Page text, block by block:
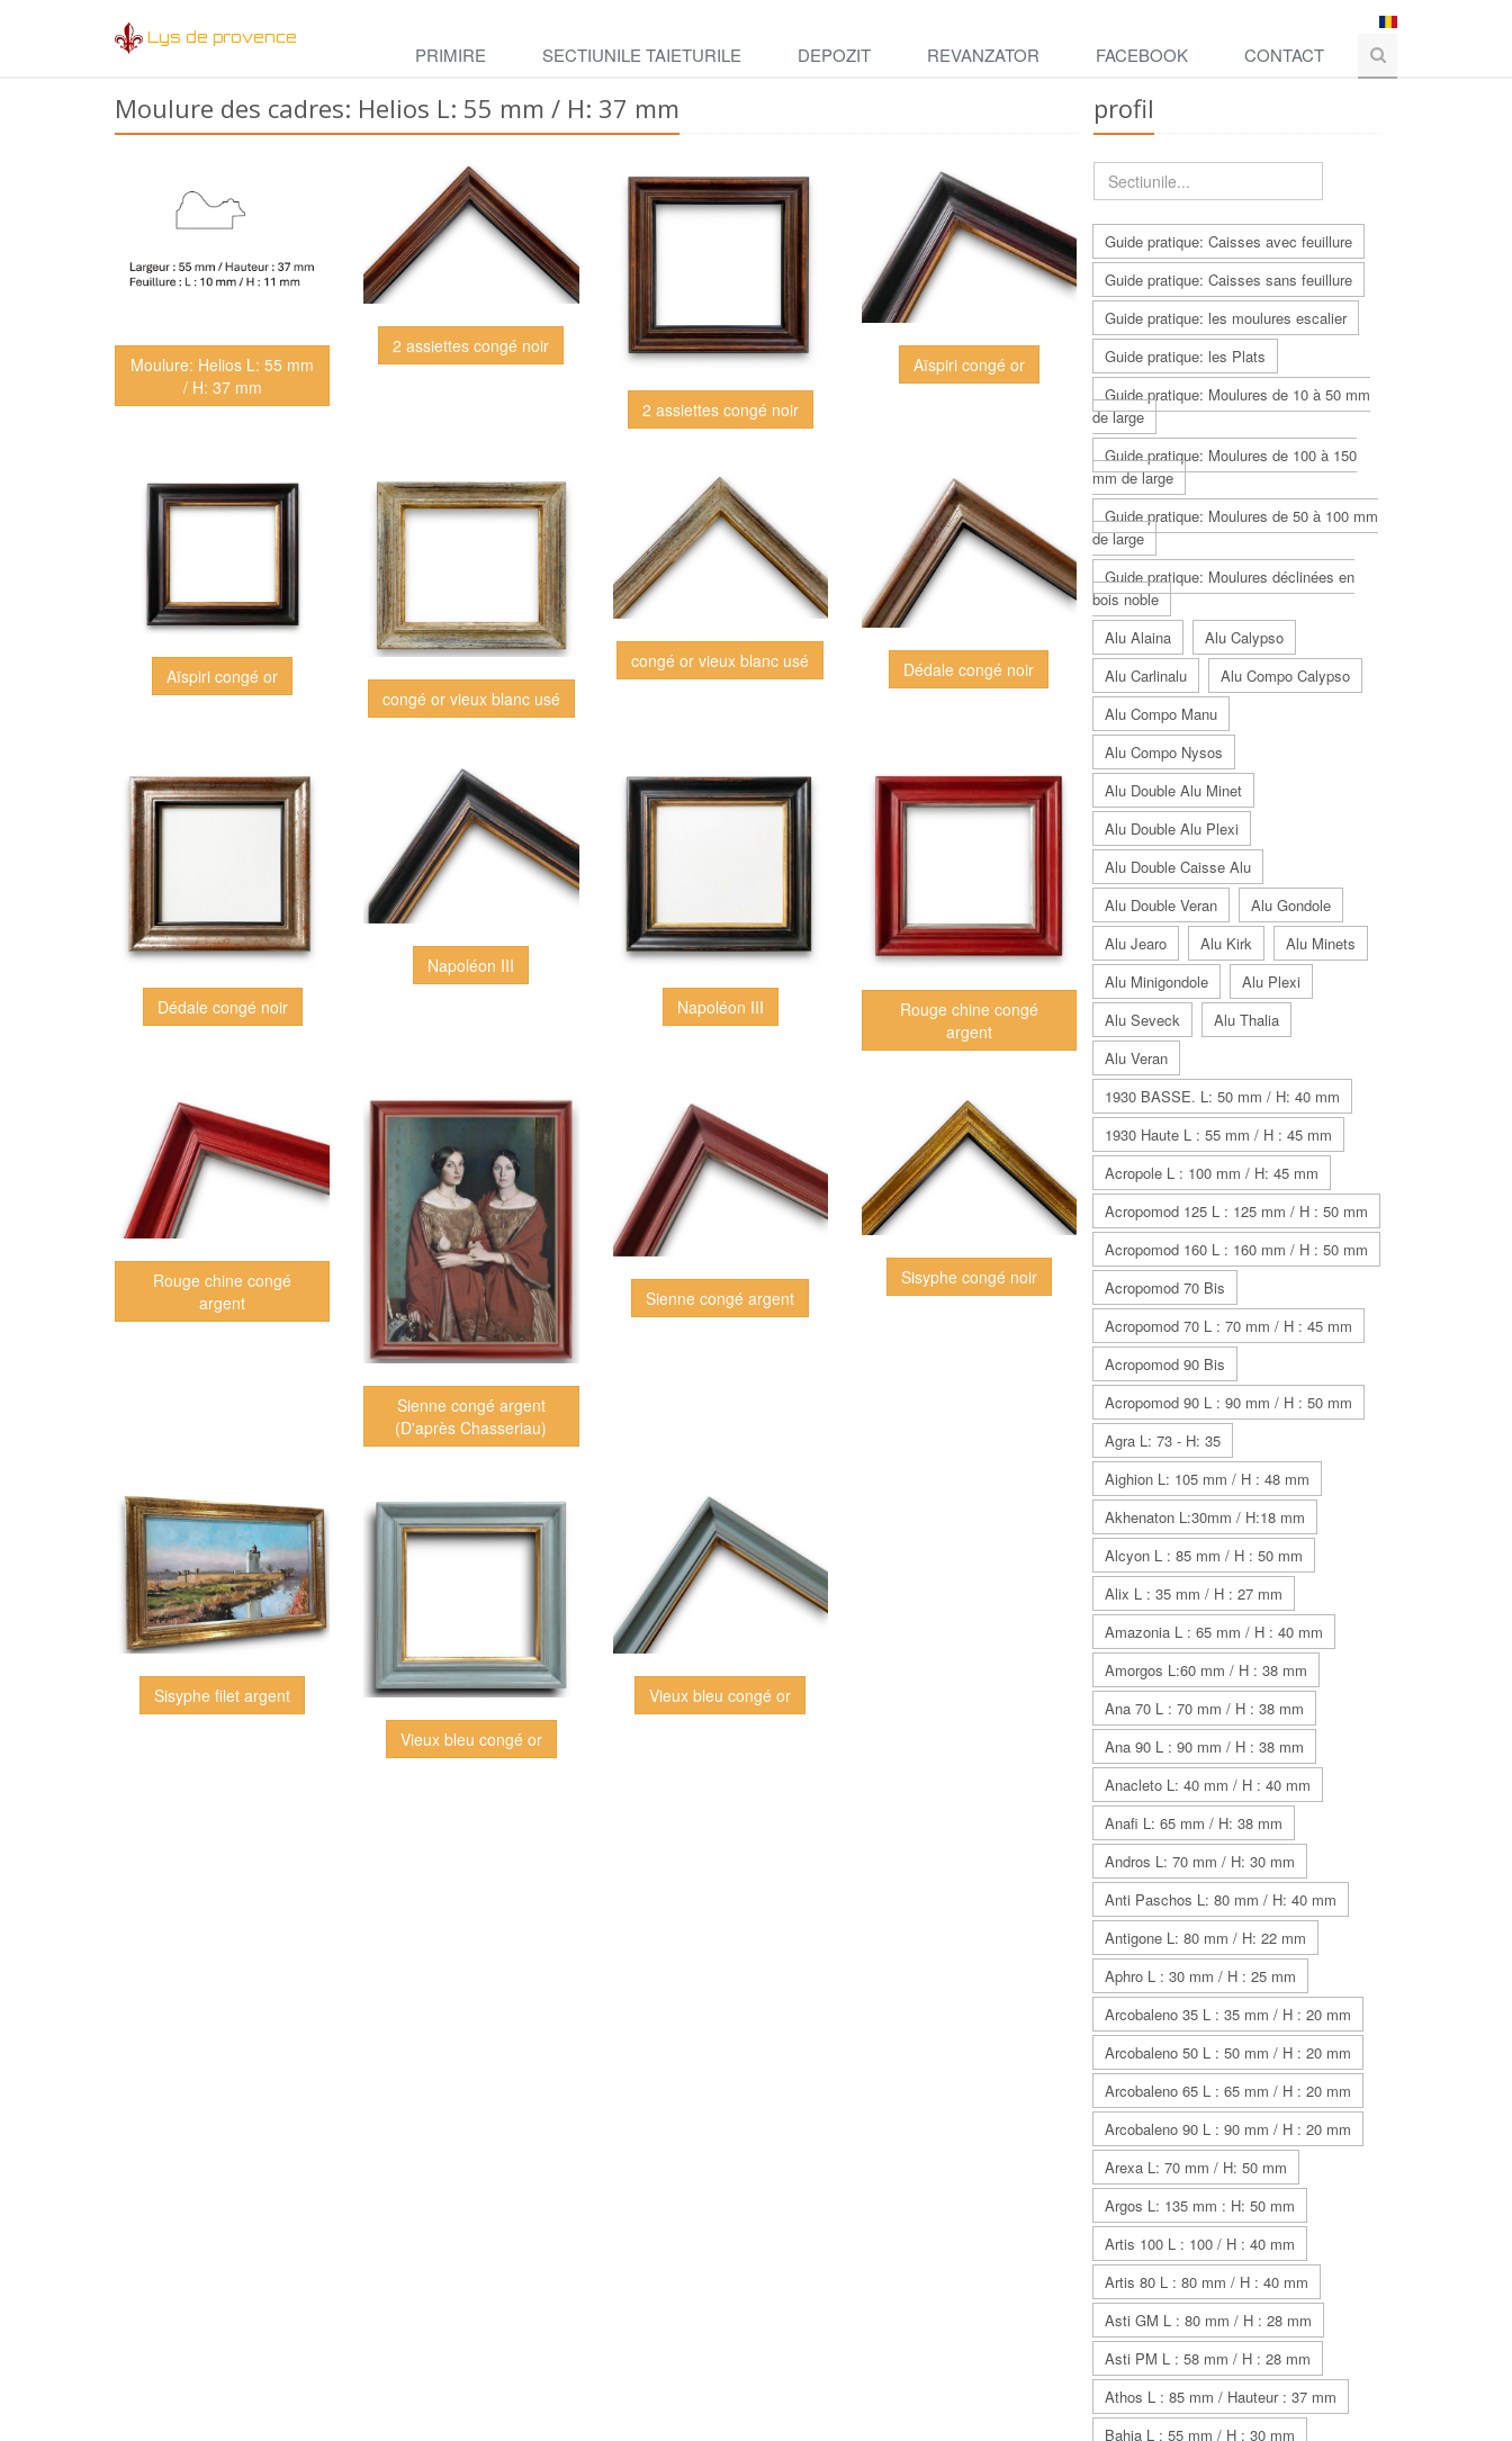
Lys de provence
PRIMIRE SECTIUNILE TAIETURILE DEPOZIT REVANZATOR FACEBOOK CONTACT
Moulure des cadres: Helios L: 55 mm / H: 37 mm
Moulure: Helios L: 55 mm
/ H: 37 mm
2 assiettes congé noir
2 assiettes congé noir
Aïspiri congé or
Aïspiri congé or
congé or vieux blanc usé
congé or vieux blanc usé Dédale congé noir
Dédale congé noir
Napoléon III
Napoléon III
Rouge chine congé
argent
Rouge chine congé
argent
Sienne congé argent
(D'après Chasseriau)
Sienne congé argent
Sisyphe congé noir
Sisyphe filet argent
Vieux bleu congé or
Vieux bleu congé or
profil
Guide pratique: Caisses avec feuillure
Guide pratique: Caisses sans feuillure
Guide pratique: les moulures escalier
Guide pratique: les Plats
Guide pratique: Moulures de 10 à 50 mm
de large
Guide pratique: Moulures de 100 à 150
mm de large
Guide pratique: Moulures de 50 à 100 mm
de large
Guide pratique: Moulures déclinées en
bois noble
Alu Alaina
Alu Calypso
Alu Carlinalu
Alu Compo Calypso
Alu Compo Manu
Alu Compo Nysos
Alu Double Alu Minet
Alu Double Alu Plexi
Alu Double Caisse Alu
Alu Double Veran
Alu Gondole
Alu Jearo
Alu Kirk
Alu Minets
Alu Minigondole
Alu Plexi
Alu Seveck
Alu Thalia
Alu Veran
1930 BASSE. L: 50 mm / H: 40 mm
1930 Haute L : 55 mm / H : 45 mm
Acropole L : 100 mm / H: 45 mm
Acropomod 125 L : 125 mm / H : 50 mm
Acropomod 160 L : 160 mm / H : 50 mm
Acropomod 70 Bis
Acropomod 70 L : 70 mm / H : 45 mm
Acropomod 90 Bis
Acropomod 90 L : 90 mm / H : 50 mm
Agra L: 73 - H: 35
Aighion L: 105 mm / H : 48 mm
Akhenaton L:30mm / H:18 mm
Alcyon L : 85 mm / H : 50 mm
Alix L : 35 mm / H : 27 mm
Amazonia L : 65 mm / H : 40 mm
Amorgos L:60 mm / H : 38 mm
Ana 70 L : 70 mm / H : 38 mm
Ana 90 L : 90 mm / H : 38 mm
Anacleto L: 40 mm / H : 40 mm
Anafi L: 65 mm / H: 38 mm
Andros L: 70 mm / H: 30 mm
Anti Paschos L: 80 mm / H: 40 mm
Antigone L: 80 mm / H: 22 mm
Aphro L : 30 mm / H : 25 mm
Arcobaleno 35 L : 35 mm / H : 20 mm
Arcobaleno 50 L : 50 mm / H : 20 mm
Arcobaleno 65 L : 65 mm / H : 20 mm
Arcobaleno 90 L : 90 mm / H : 20 mm
Arexa L: 70 mm / H: 50 mm
Argos L: 135 mm : H: 50 mm
Artis 100 L : 100 / H : 40 mm
Artis 80 L : 80 mm / H : 40 mm
Asti GM L : 80 mm / H : 28 mm
Asti PM L : 58 mm / H : 28 mm
Athos L : 85 mm / Hauteur : 37 mm
Bahia L : 55 mm / H : 30 mm